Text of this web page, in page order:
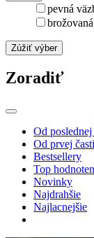
pevná
Zúžiť výber
Zoradiť
Od poslednej
Od prvej časti
Bestsellery
Top
Novinky
Najdrahšie
Najlacnejšie